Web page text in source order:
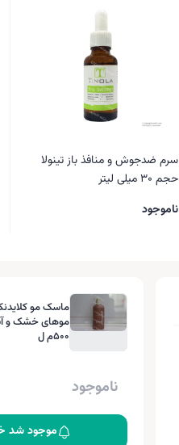
سرم ضدجوش و منافذ باز تینولا
حجم 30 میلی لیتر
ناموجود
ماسک مو
موهای خشک و
500م ل
ناموجود
موجود شد